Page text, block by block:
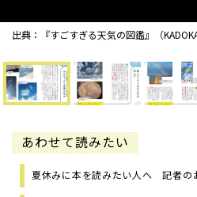
出典：『すごすぎる天気の図鑑』（
あわせて読みたい
夏休みに本を読みたい人へ 記者の